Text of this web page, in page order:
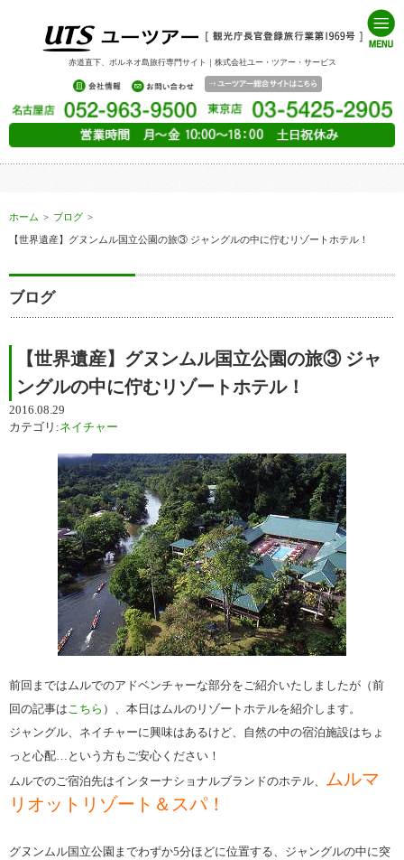
赤道直下、ボルネオ島旅行専門サイト｜株式会社ユー・ツアー・サービス
ホーム > ブログ >
【世界遺産】グヌンムル国立公園の旅③ ジャングルの中に佇むリゾートホテル！
ブログ
【世界遺産】グヌンムル国立公園の旅③ ジャ
ングルの中に佇むリゾートホテル！
2016.08.29
カテゴリ:ネイチャー
前回まではムルでのアドベンチャーな部分をご紹介いたしましたが（前
回の記事はこちら ）、本日はムルのリゾートホテルを紹介します。
ジャングル、ネイチャーに興味はあるけど、自然の中の宿泊施設はちょ
っと心配…という方もご安心ください！
ムルでのご宿泊先はインターナショナルブランドのホテル、
ムルマ
リオットリゾート＆スパ！
グヌンムル国立公園までわずか5分ほどに位置する、ジャングルの中に突